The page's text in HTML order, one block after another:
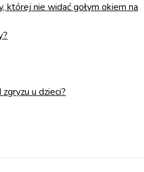
której nie widać gołym okiem na
u dzieci?